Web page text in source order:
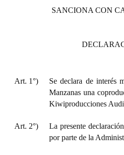
SANCIONA CON
Art. 1°)
Se declara de interés
Manzanas una
Kiwiproducciones
Art. 2°)
La presente
por parte de la